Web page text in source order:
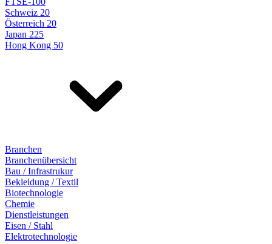
Schweiz 20
Österreich 20
Japan 225
Hong Kong 50
Branchen
Branchenübersicht
Bau / Infrastrukur
Bekleidung / Textil
Biotechnologie
Chemie
Dienstleistungen
Eisen / Stahl
Elektrotechnologie